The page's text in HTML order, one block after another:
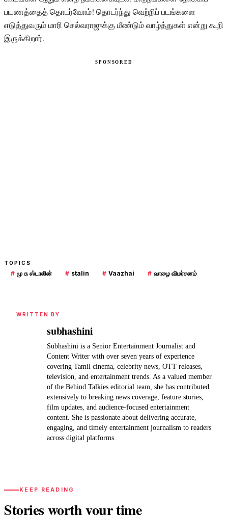
பயணத்தைத் தொடர்வோம்! தொடர்ந்து வெற்றிப் படங்களை
எடுத்துவரும் மாரி செல்வராஜுக்கு மீண்டும் வாழ்த்துகள் என்று கூறி
இருக்கிறார்.
TOPICS
# மு க ஸ்டாலின் # stalin # Vaazhai # வாழை விமர்சனம்
WRITTEN BY
subhashini
Subhashini is a Senior Entertainment Journalist and
Content Writer with over seven years of experience
covering Tamil cinema, celebrity news, OTT releases,
television, and entertainment trends. As a valued member
of the Behind Talkies editorial team, she has contributed
extensively to breaking news coverage, feature stories,
film updates, and audience-focused entertainment
content. She is passionate about delivering accurate,
engaging, and timely entertainment journalism to readers
across digital platforms.
KEEP READING
Stories worth your time